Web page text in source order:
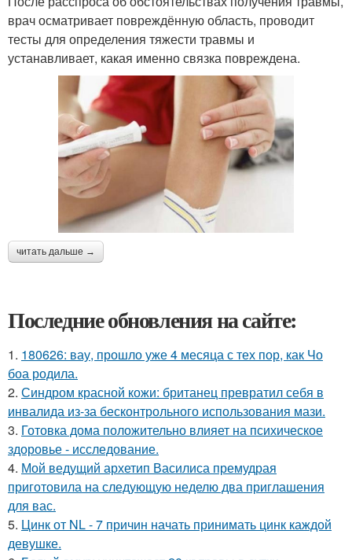
врач осматривает повреждённую область, проводит
тесты для определения тяжести травмы и
устанавливает, какая именно связка повреждена.
читать дальше →
Последние обновления на сайте:
1. 180626: вау, прошло уже 4 месяца с тех пор, как Чо
боа родила.
2. Синдром красной кожи: британец превратил себя в
инвалида из-за бесконтрольного использования мази.
3. Готовка дома положительно влияет на психическое
здоровье - исследование.
4. Мой ведущий архетип Василиса премудрая
приготовила на следующую неделю два приглашения
для вас.
5. Цинк от NL - 7 причин начать принимать цинк каждой
девушке.